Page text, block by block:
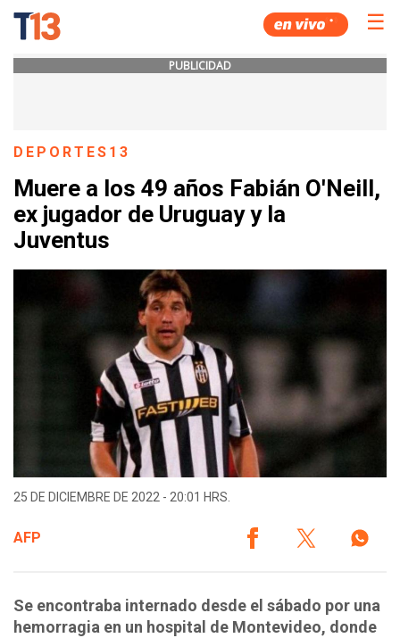
☰
PUBLICIDAD
DEPORTES13
Muere a los 49 años Fabián O'Neill,
ex jugador de Uruguay y la
Juventus
25 DE DICIEMBRE DE 2022 - 20:01 HRS.
AFP
Se encontraba internado desde el sábado por una
hemorragia en un hospital de Montevideo, donde